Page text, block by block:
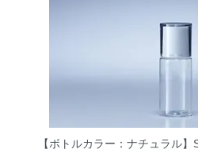
【ボトルカラー：ナチュラル